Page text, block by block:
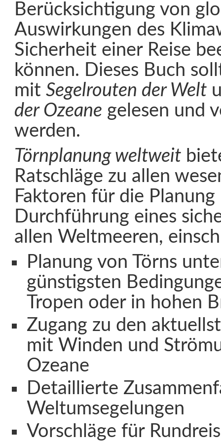
Berücksichtigung von
Auswirkungen des
Sicherheit einer Reise
können. Dieses Buch
mit Segelrouten der Welt
der Ozeane gelesen und
werden.
Törnplanung weltweit
Ratschläge zu allen
Faktoren für die Planung
Durchführung eines
allen Weltmeeren,
Planung von Törns
günstigsten
Tropen oder in hohen
Zugang zu den
mit Winden und
Ozeane
Detaillierte
Weltumsegelungen
Vorschläge für